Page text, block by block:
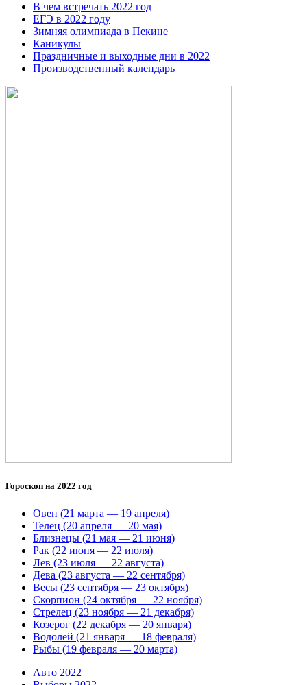
В чем встречать 2022 год
ЕГЭ в 2022 году
Зимняя олимпиада в Пекине
Каникулы
Праздничные и выходные дни в 2022
Производственный календарь
Гороскоп на 2022 год
Овен (21 марта — 19 апреля)
Телец (20 апреля — 20 мая)
Близнецы (21 мая — 21 июня)
Рак (22 июня — 22 июля)
Лев (23 июля — 22 августа)
Дева (23 августа — 22 сентября)
Весы (23 сентября — 23 октября)
Скорпион (24 октября — 22 ноября)
Стрелец (23 ноября — 21 декабря)
Козерог (22 декабря — 20 января)
Водолей (21 января — 18 февраля)
Рыбы (19 февраля — 20 марта)
Авто 2022